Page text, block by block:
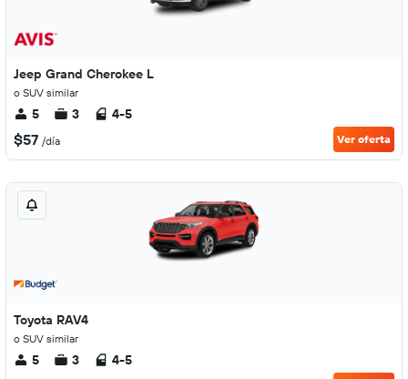
Jeep Grand Cherokee L
o SUV similar
5 3 4-5
$57 /día Ver oferta
Toyota RAV4
o SUV similar
5 3 4-5